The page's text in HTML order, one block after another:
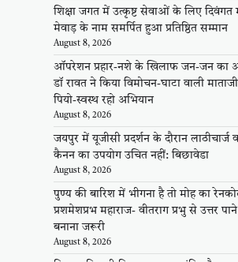
शिक्षा जगत में उत्कृष्ट सेवाओं के लिए दिवंगत
मेवाड़ के नाम समर्पित हुआ प्रतिष्ठित सम्मान
August 8, 2026
ऑपरेशन प्रहार-नशे के खिलाफ जन-जन का
डॉ रावत ने किया विमोचन-घाटा वाली
पियो-स्वस्थ रहो अभियान
August 8, 2026
जयपुर में यूजीसी प्रदर्शन के दौरान
कैनन का उपयोग उचित नहीं: बिछावेडा
August 8, 2026
पुण्य की बारिश में भीगना है तो मोह का
प्रशमेशप्रभ महाराज- वीतराग प्रभु से उत्तर
बनाना जरूरी
August 8, 2026